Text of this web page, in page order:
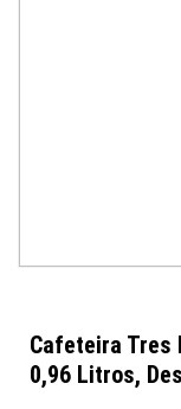
Cafeteira Tres
0,96 Litros,